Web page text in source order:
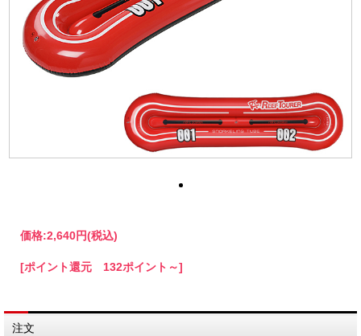
価格:2,640円(税込)
[ポイント還元 132ポイント～]
注文